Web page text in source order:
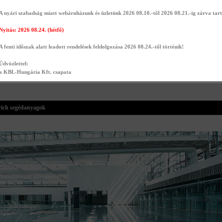
Részletek
Oldószermente...
segédanyagok
nyári szabadság miatt webáruházunk és üzletünk 2026 08.10.-től 2026 08.21.-ig zárva
2026 08.24. (hétfő)
fenti időszak alatt leadott rendelések feldolgozása 2026 08.24.-től történik!
KBL-Hungária Kft. csapata